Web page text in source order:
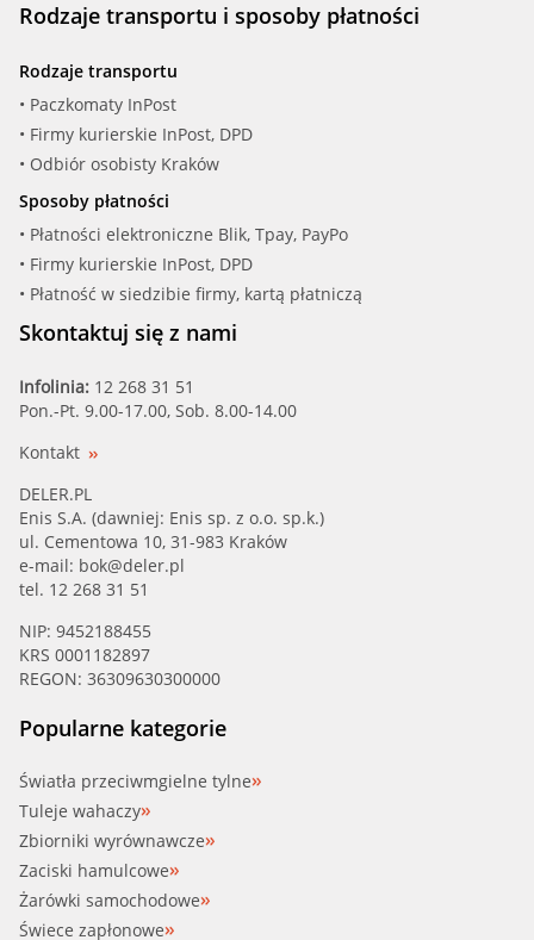
Rodzaje transportu i sposoby płatności
Rodzaje transportu
• Paczkomaty InPost
• Firmy kurierskie InPost, DPD
• Odbiór osobisty Kraków
Sposoby płatności
• Płatności elektroniczne Blik, Tpay, PayPo
• Firmy kurierskie InPost, DPD
• Płatność w siedzibie firmy, kartą płatniczą
Skontaktuj się z nami
Infolinia: 12 268 31 51
Pon.-Pt. 9.00-17.00, Sob. 8.00-14.00
Kontakt
DELER.PL
Enis S.A. (dawniej: Enis sp. z o.o. sp.k.)
ul. Cementowa 10, 31-983 Kraków
e-mail: bok@deler.pl
tel. 12 268 31 51
NIP: 9452188455
KRS 0001182897
REGON: 36309630300000
Popularne kategorie
Światła przeciwmgielne tylne
Tuleje wahaczy
Zbiorniki wyrównawcze
Zaciski hamulcowe
Żarówki samochodowe
Świece zapłonowe